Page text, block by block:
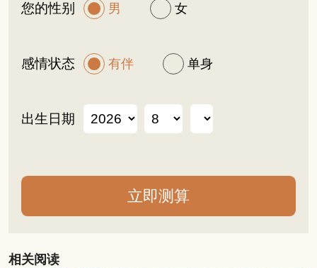
您的性别 男 女
感情状态 有伴 单身
出生日期
相关阅读